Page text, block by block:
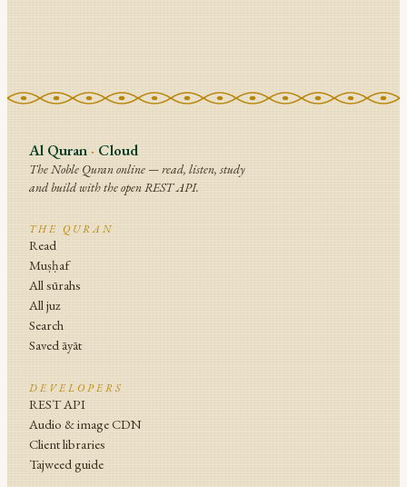
Al Quran · Cloud
The Noble Quran online — read, listen, study
and build with the open REST API.
THE QURAN
Read
Muṣḥaf
All sūrahs
All juz
Search
Saved āyāt
DEVELOPERS
REST API
Audio & image CDN
Client libraries
Tajweed guide